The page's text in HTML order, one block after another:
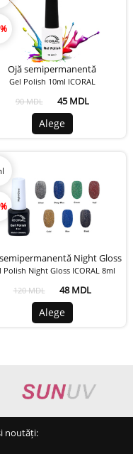
Ojă semipermanentă
Gel Polish 10ml ICORAL
90 MDL
45 MDL
Alege
Night Gloss
Polish Night Gloss ICORAL 8ml
120 MDL
48 MDL
Alege
noutăți: